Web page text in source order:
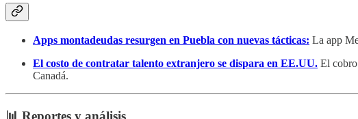
Apps montadeudas resurgen en Puebla con nuevas tácticas: La app
El costo de contratar talento extranjero se dispara en EE.UU. El
Canadá.